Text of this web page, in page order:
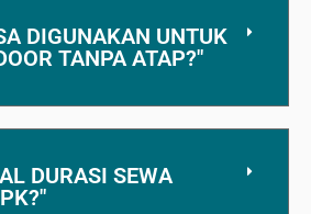
DIGUNAKAN UNTUK
DURASI SEWA